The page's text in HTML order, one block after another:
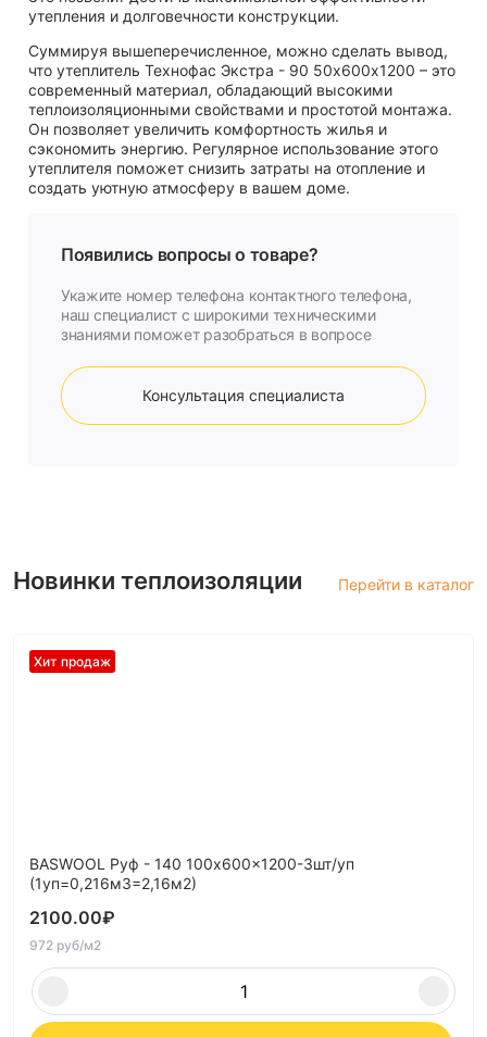
утепления и долговечности конструкции.
Суммируя вышеперечисленное, можно сделать вывод,
что утеплитель Технофас Экстра - 90 50х600х1200 – это
современный материал, обладающий высокими
теплоизоляционными свойствами и простотой монтажа.
Он позволяет увеличить комфортность жилья и
сэкономить энергию. Регулярное использование этого
утеплителя поможет снизить затраты на отопление и
создать уютную атмосферу в вашем доме.
Появились вопросы о товаре?
Укажите номер телефона контактного телефона,
наш специалист с широкими техническими
знаниями поможет разобраться в вопросе
Консультация специалиста
Новинки теплоизоляции Перейти в каталог
Хит продаж
BASWOOL Руф - 140 100x600x1200-3шт/уп
(1уп=0,216м3=2,16м2)
2100.00₽
972 руб/м2